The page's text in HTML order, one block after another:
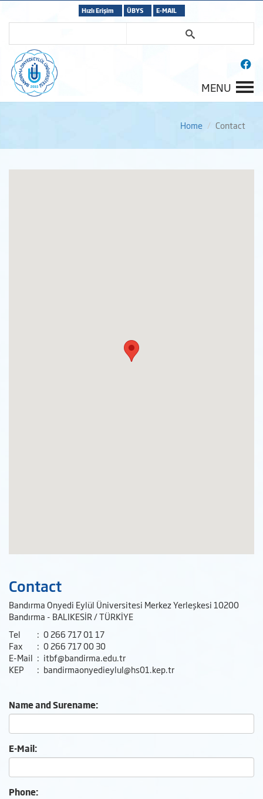
Hızlı Erişim ÜBYS E-MAIL
MENU
Home Contact
Contact
Bandırma Onyedi Eylül Üniversitesi Merkez Yerleşkesi 10200
Bandırma - BALIKESİR / TÜRKİYE
Tel
: 0 266 717 01 17
Fax
: 0 266 717 00 30
E-Mail : itbf@bandirma.edu.tr
KEP
: bandirmaonyedieylul@hs01.kep.tr
Name and Surename:
E-Mail:
Phone: